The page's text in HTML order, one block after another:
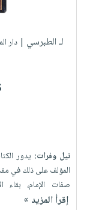
لـ الطبرسي | دار
نيل وفرات: يدور
المؤلف على ذلك في
صفات الإمام، بقاء
إقرأ المزيد »